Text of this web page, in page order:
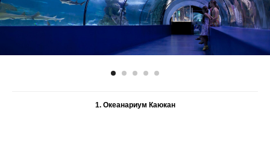
1. Океанариум Каюкан